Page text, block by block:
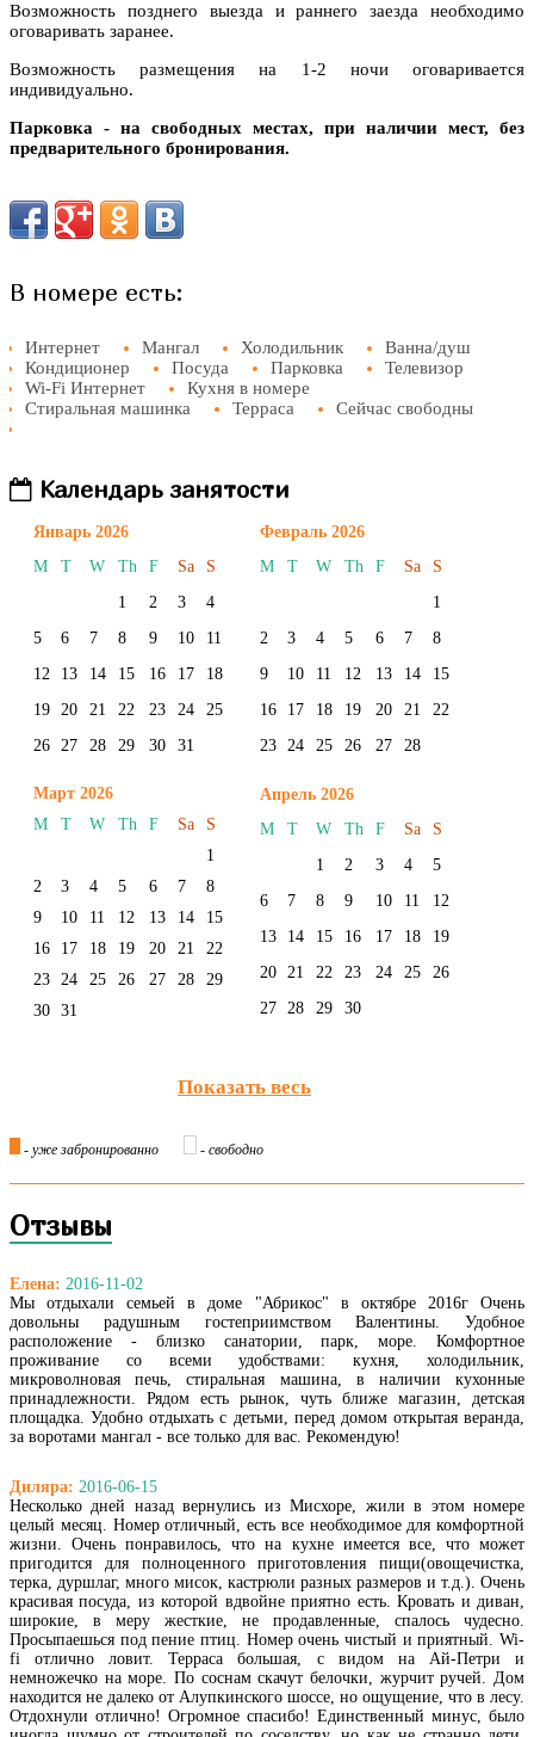
Возможность позднего выезда и раннего заезда необходимо
оговаривать заранее.
Возможность размещения на 1-2 ночи оговаривается
индивидуально.
Парковка - на свободных местах, при наличии мест, без
предварительного бронирования.
В номере есть:
Интернет Мангал Холодильник
Ванна/душ
Кондиционер
Посуда Парковка
Телевизор
Wi-Fi Интернет
Кухня в номере
Стиральная машинка
Терраса Сейчас свободны
Календарь занятости
Январь 2026
M
T W Th F Sa
S
1
2 3
4
5
6 7 8 9 10
11
12
13 14 15 16 17
18
19
20 21 22 23 24
25
26
27 28 29 30 31
Февраль 2026
M
T W Th F Sa
S
1
2
3 4 5 6 7
8
9
10 11 12 13 14
15
16
17 18 19 20 21
22
23
24 25 26 27 28
Март 2026
M
T W Th F Sa
S
1
2
3 4 5 6 7
8
9
10 11 12 13 14
15
16
17 18 19 20 21
22
23
24 25 26 27 28
29
30
31
Апрель 2026
M
T W Th F Sa
S
1
2 3 4
5
6
7 8 9 10 11
12
13
14 15 16 17 18
19
20
21 22 23 24 25
26
27
28 29 30
Показать весь
- уже забронированно - свободно
Отзывы
Елена: 2016-11-02
Мы отдыхали семьей в доме "Абрикос" в октябре 2016г Очень
довольны радушным гостеприимством Валентины. Удобное
расположение - близко санатории, парк, море. Комфортное
проживание со всеми удобствами: кухня, холодильник,
микроволновая печь, стиральная машина, в наличии кухонные
принадлежности. Рядом есть рынок, чуть ближе магазин, детская
площадка. Удобно отдыхать с детьми, перед домом открытая веранда,
за воротами мангал - все только для вас. Рекомендую!
Диляра: 2016-06-15
Несколько дней назад вернулись из Мисхоре, жили в этом номере
целый месяц. Номер отличный, есть все необходимое для комфортной
жизни. Очень понравилось, что на кухне имеется все, что может
пригодится для полноценного приготовления пищи(овощечистка,
терка, дуршлаг, много мисок, кастрюли разных размеров и т.д.). Очень
красивая посуда, из которой вдвойне приятно есть. Кровать и диван,
широкие, в меру жесткие, не продавленные, спалось чудесно.
Просыпаешься под пение птиц. Номер очень чистый и приятный. Wi-
fi отлично ловит. Терраса большая, с видом на Ай-Петри и
немножечко на море. По соснам скачут белочки, журчит ручей. Дом
находится не далеко от Алупкинского шоссе, но ощущение, что в лесу.
Отдохнули отлично! Огромное спасибо! Единственный минус, было